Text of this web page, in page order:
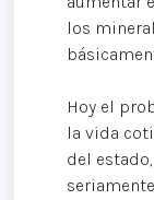
los
Hoy el
la vida
del